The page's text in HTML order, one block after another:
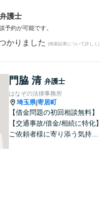
護士
予約が可能です。
かりました (検索結果について詳しく
門脇 清 弁護士
はなぞの法律事務所
埼玉県|寄居町
【借金問題の初回相談無料】
【交通事故/借金/相続に特化】
ご依頼者様に寄り添う気持ち